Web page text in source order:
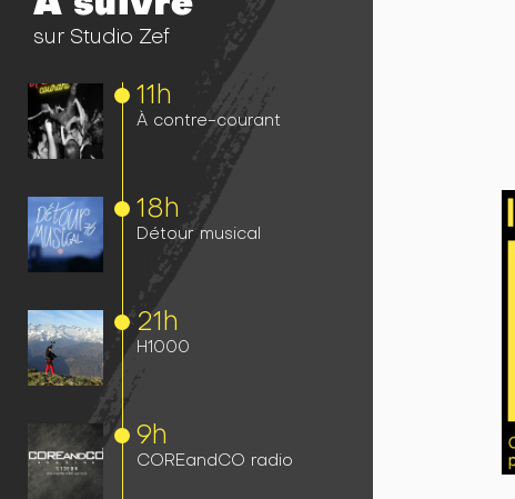
sur Studio Zef
11h
À contre-courant
18h
Détour musical
21h
H1000
9h
COREandCO radio